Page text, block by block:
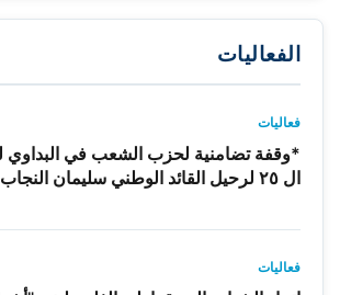
الفعاليات
فعاليات
*وقفة تضامنية لحزب الشعب في البداوي
ال ٢٥ لرحيل القائد الوطني سليمان النجاب* :
فعاليات